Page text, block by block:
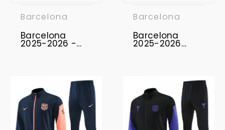
Barcelona
Barcelona
2025-2026 -
Barcelona
Barcelona
2025-2026